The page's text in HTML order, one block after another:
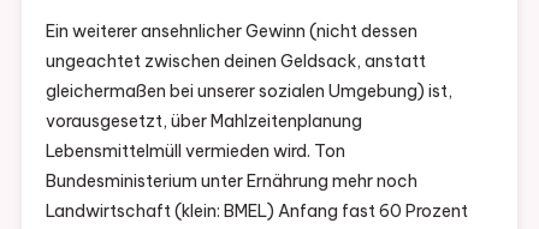
Ein weiterer ansehnlicher Gewinn (nicht dessen
ungeachtet zwischen deinen Geldsack, anstatt
gleichermaßen bei unserer sozialen Umgebung) ist,
vorausgesetzt, über Mahlzeitenplanung
Lebensmittelmüll vermieden wird. Ton
Bundesministerium unter Ernährung mehr noch
Landwirtschaft (klein: BMEL) Anfang fast 60 Prozent